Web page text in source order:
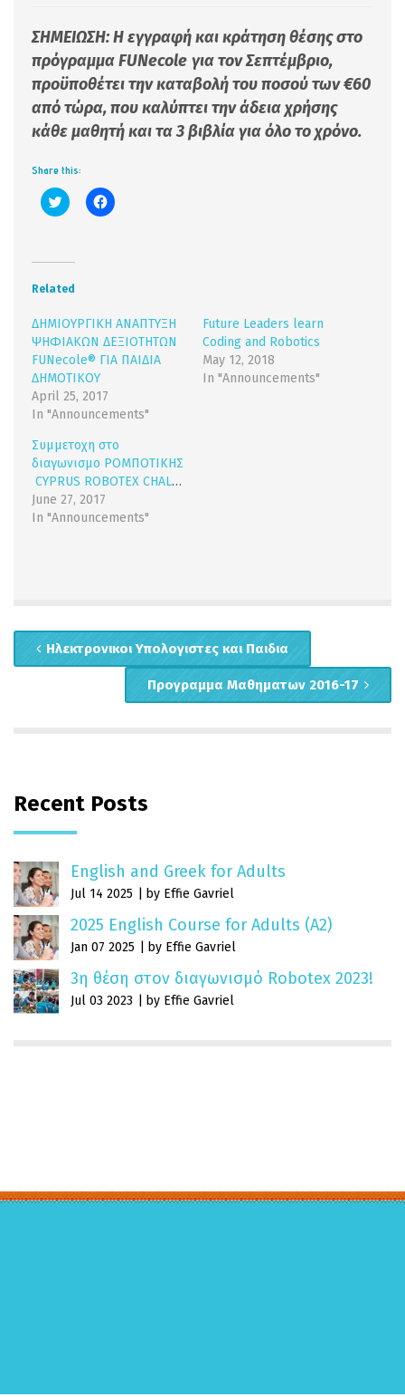
ΣΗΜΕΙΩΣΗ: Η εγγραφή και κράτηση θέσης στο
πρόγραμμαFUNecole για τον Σεπτέμβριο,
προϋποθέτει την καταβολή του ποσού των€60
από τώρα, που καλύπτει την άδεια χρήσης
κάθε μαθητή και τα 3 βιβλία για όλο το χρόνο.
Share this:
Click
to
(Opens
new
window)
Click
to
Related
ΔΗΜΙΟΥΡΓΙΚΗ ΑΝΑΠΤΥΞΗ
ΨΗΦΙΑΚΩΝ ΔΕΞΙΟΤΗΤΩΝ
FUNecole® ΓΙΑ ΠΑΙΔΙΑ
ΔΗΜΟΤΙΚΟΥ
April 25, 2017
In "Announcements"
Future Leaders learn
Coding and Robotics
May 12, 2018
In "Announcements"
Συμμετοχη στο
διαγωνισμο ΡΟΜΠΟΤΙΚΗΣ
CYPRUS ROBOTEX CHALLENGE
June 27, 2017
In "Announcements"
Ηλεκτρονικοι Υπολογιστες και Παιδια
Προγραμμα Μαθηματων 2016-17
Recent Posts
English and Greek for Adults
Jul 14 2025 by Effie Gavriel
2025 English Course for Adults (A2)
Jan 07 2025 by Effie Gavriel
3η θέση στον διαγωνισμό Robotex 2023!
Jul 03 2023 by Effie Gavriel